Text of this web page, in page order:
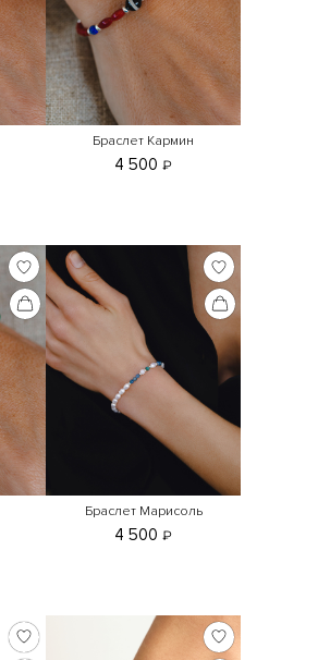
Браслет Кармин
4 500₽
Браслет Марисоль
4 500₽